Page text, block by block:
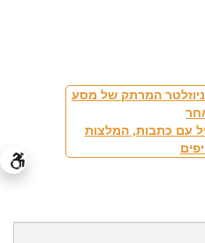
המרתק של מסע
עם כתבות, המלצות